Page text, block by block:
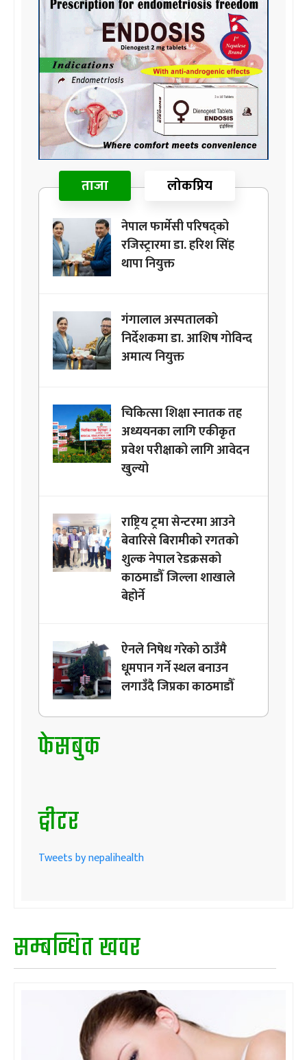
ताजा लोकप्रिय
नेपाल फार्मेसी परिषद्को
रजिस्ट्रारमा डा. हरिश सिंह
थापा नियुक्त
गंगालाल अस्पतालको
निर्देशकमा डा. आशिष गोविन्द
अमात्य नियुक्त
चिकित्सा शिक्षा स्नातक तह
अध्ययनका लागि एकीकृत
प्रवेश परीक्षाको लागि आवेदन
खुल्यो
राष्ट्रिय ट्रमा सेन्टरमा आउने
बेवारिसे बिरामीको रगतको
शुल्क नेपाल रेडक्रसको
काठमाडौँ जिल्ला शाखाले
बेहोर्ने
ऐनले निषेध गरेको ठाउँमै
धूमपान गर्ने स्थल बनाउन
लगाउँदै जिप्रका काठमाडौँ
फेसबुक
ट्वीटर
Tweets by nepalihealth
सम्बन्धित खवर